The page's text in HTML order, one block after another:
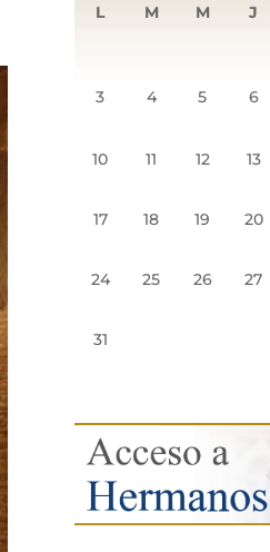
L M M J
3 4 5 6
10 11 12 13
17 18 19 20
24 25 26 27
31